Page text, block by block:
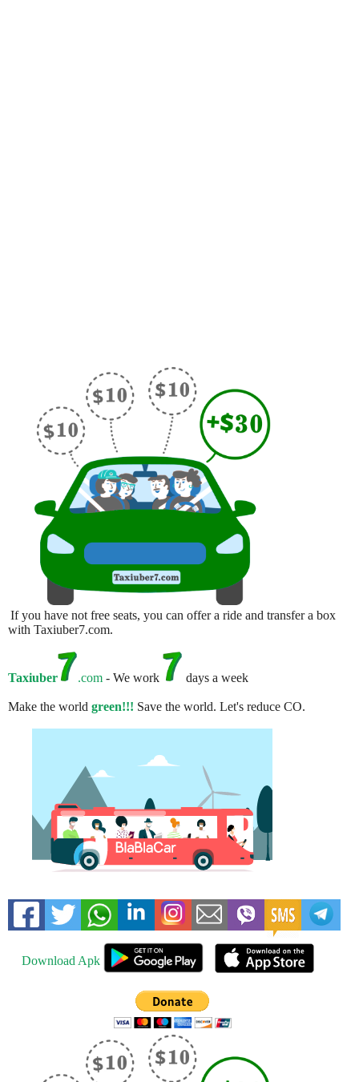
If you have not free seats, you can offer a ride and transfer a box
with Taxiuber7.com.
Taxiuber .com - We work days a week
Make the world green!!! Save the world. Let's reduce CO.
Download Apk